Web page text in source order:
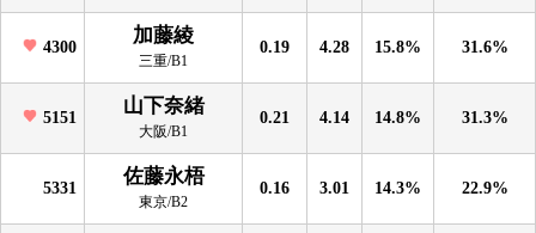
4300 加藤綾
三重/B1
0.19 4.28 15.8% 31.6%
5151 山下奈緒
大阪/B1
0.21 4.14 14.8% 31.3%
5331 佐藤永梧
東京/B2
0.16 3.01 14.3% 22.9%